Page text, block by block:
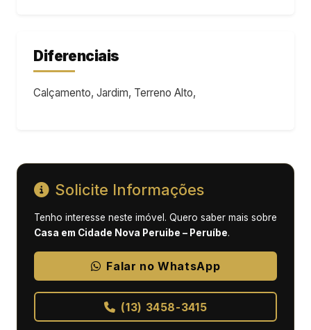
Diferenciais
Calçamento, Jardim, Terreno Alto,
Solicite Informações
Tenho interesse neste imóvel. Quero saber mais sobre
Casa em Cidade Nova Peruibe – Peruíbe.
Falar no WhatsApp
(13) 3458-3415